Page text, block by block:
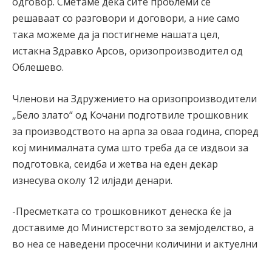
решаваат со разговори и договори, а ние само
така можеме да ја постигнеме нашата цел,
истакна Здравко Арсов, оризопроизводител од
Облешево.
Членови на Здружението на оризопроизводители
„Бело злато“ од Кочани подготвиле трошковник
за производството на арпа за оваа година, според
кој минималната сума што треба да се издвои за
подготовка, сеидба и жетва на еден декар
изнесува околу 12 илјади денари.
-Пресметката со трошковникот денеска ќе ја
доставиме до Министерството за земјоделство, а
во неа се наведени просечни количини и актуелни